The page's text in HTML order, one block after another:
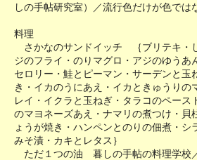
しの手帖研究室）／流行色だけが色では
料理
さかなのサンドイッチ ｛ブリテキ・
ジのフライ・のりマグロ・アジのゆうあ
セロリー・鮭とピーマン・サーデンと玉
き・イカのうにあえ・イカときゅうりの
レイ・イクラと玉ねぎ・タラコのペース
のマヨネーズあえ・ナマリの煮つけ・貝
ょうが焼き・ハンペンとのりの佃煮・シ
みそ漬・カキとレタス｝
ただ１つの油 暮しの手帖の料理学校